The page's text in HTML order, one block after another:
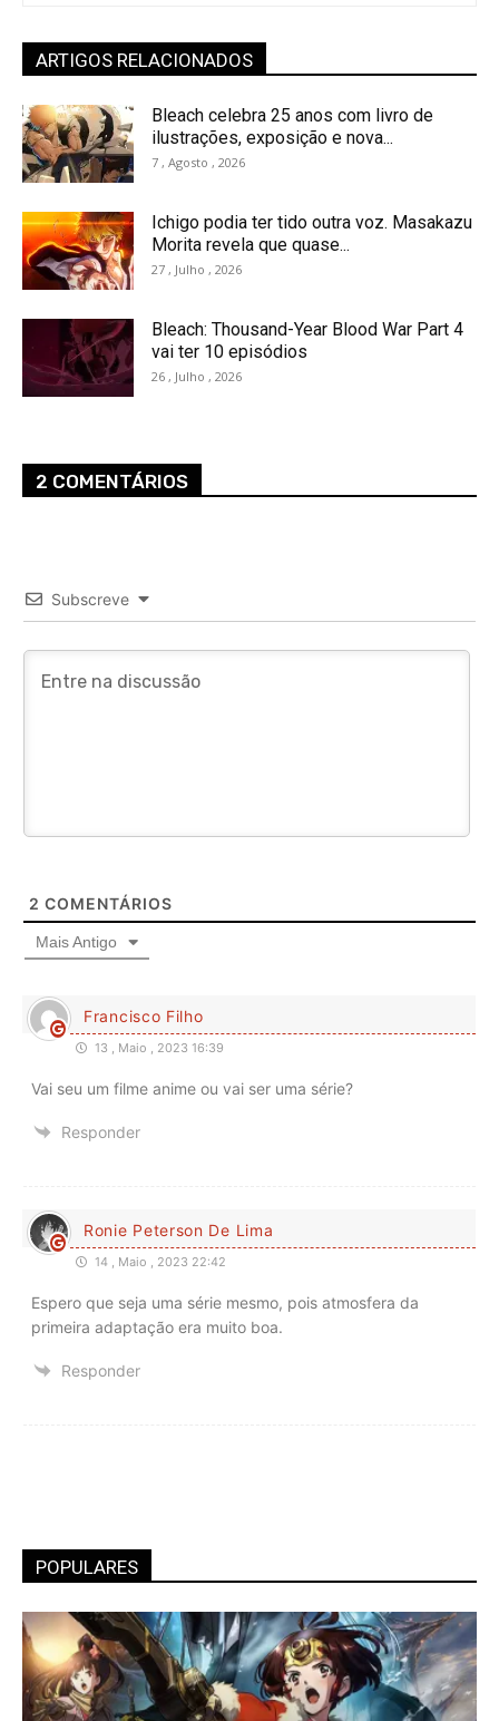
ARTIGOS RELACIONADOS
Bleach celebra 25 anos com livro de
ilustrações, exposição e nova...
7 , Agosto , 2026
Ichigo podia ter tido outra voz. Masakazu
Morita revela que quase...
27 , Julho , 2026
Bleach: Thousand-Year Blood War Part 4
vai ter 10 episódios
26 , Julho , 2026
2 COMENTÁRIOS
Subscreve
2 COMENTÁRIOS
Mais Antigo
Francisco Filho
13 , Maio , 2023 16:39
Vai seu um filme anime ou vai ser uma série?
Responder
Ronie Peterson De Lima
14 , Maio , 2023 22:42
Espero que seja uma série mesmo, pois atmosfera da
primeira adaptação era muito boa.
Responder
POPULARES